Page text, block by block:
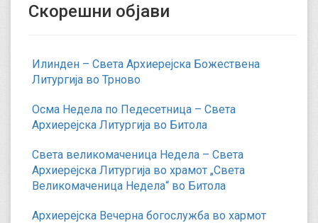
Скорешни објави
Илинден – Света Архиерејска Божествена
Литургија во Трново
Осма Недела по Педесетница – Света
Архиерејска Литургија во Битола
Света великомаченица Недела – Света
Архиерејска Литургија во храмот „Света
Великомаченица Недела“ во Битола
Архиерејска Вечерна богослужба во хармот